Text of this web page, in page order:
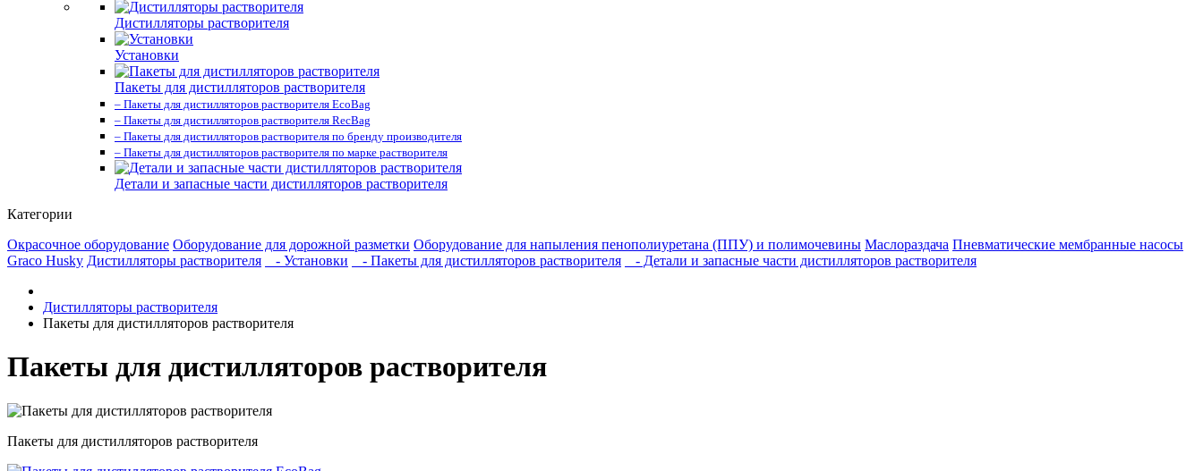
Дистилляторы растворителя
Установки
Пакеты для дистилляторов растворителя
– Пакеты для дистилляторов растворителя EcoBag
– Пакеты для дистилляторов растворителя RecBag
– Пакеты для дистилляторов растворителя по бренду производителя
– Пакеты для дистилляторов растворителя по марке растворителя
Детали и запасные части дистилляторов растворителя
Категории
Окрасочное оборудование Оборудование для дорожной разметки Оборудование для напыления пенополиуретана (ППУ) и полимочевины Маслораздача Пневматические мембранные насосы
Graco Husky Дистилляторы растворителя - Установки - Пакеты для дистилляторов растворителя - Детали и запасные части дистилляторов растворителя
Дистилляторы растворителя
Пакеты для дистилляторов растворителя
Пакеты для дистилляторов растворителя
Пакеты для дистилляторов растворителя